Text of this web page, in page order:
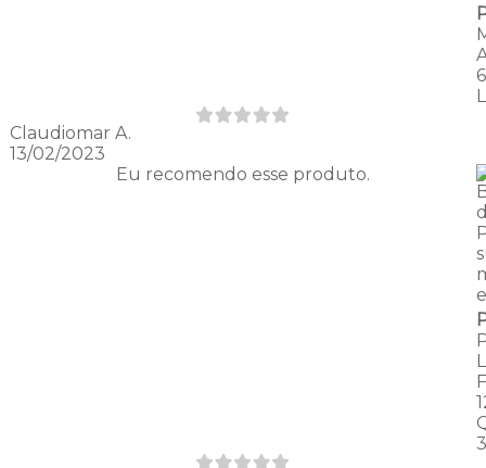
Claudiomar A.
13/02/2023
Eu recomendo esse produto.